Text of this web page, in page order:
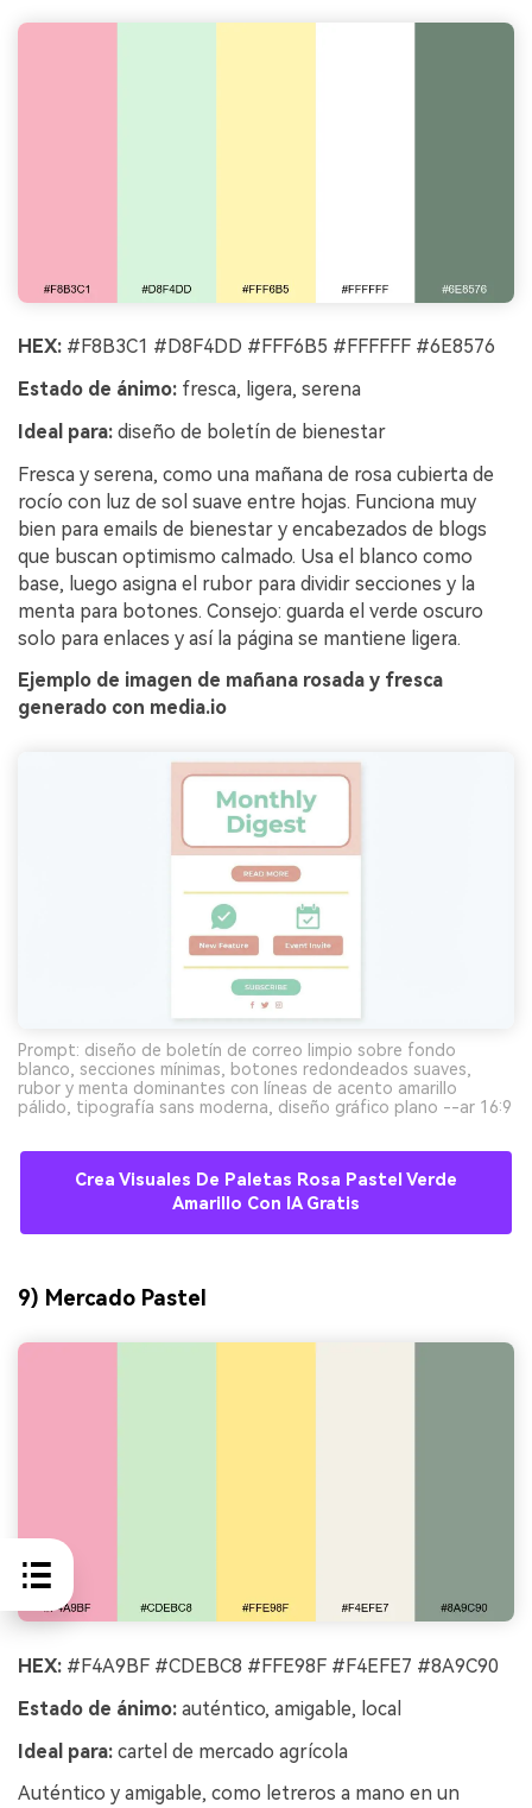
HEX: #F8B3C1 #D8F4DD #FFF6B5 #FFFFFF #6E8576
Estado de ánimo: fresca, ligera, serena
Ideal para: diseño de boletín de bienestar
Fresca y serena, como una mañana de rosa cubierta de
rocío con luz de sol suave entre hojas. Funciona muy
bien para emails de bienestar y encabezados de blogs
que buscan optimismo calmado. Usa el blanco como
base, luego asigna el rubor para dividir secciones y la
menta para botones. Consejo: guarda el verde oscuro
solo para enlaces y así la página se mantiene ligera.
Ejemplo de imagen de mañana rosada y fresca
generado con media.io
Prompt: diseño de boletín de correo limpio sobre fondo
blanco, secciones mínimas, botones redondeados suaves,
rubor y menta dominantes con líneas de acento amarillo
pálido, tipografía sans moderna, diseño gráfico plano --ar 16:9
Crea Visuales De Paletas Rosa Pastel Verde
Amarillo Con IA Gratis
9) Mercado Pastel
HEX: #F4A9BF #CDEBC8 #FFE98F #F4EFE7 #8A9C90
Estado de ánimo: auténtico, amigable, local
Ideal para: cartel de mercado agrícola
Auténtico y amigable, como letreros a mano en un